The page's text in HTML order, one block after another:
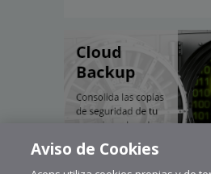
Aviso de Cookies